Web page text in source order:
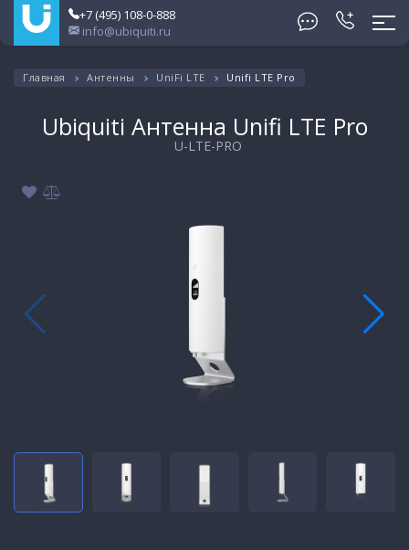
+7 (495) 108-0-888
info@ubiquiti.ru
Главная Антенны UniFi LTE Unifi LTE Pro
Ubiquiti Антенна Unifi LTE Pro
U-LTE-PRO